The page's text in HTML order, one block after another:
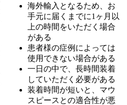
海外輸入となるため、お
手元に届くまでに1ヶ月以
上の時間をいただく場合
がある
患者様の症例によっては
使用できない場合がある
一日の中で、長時間装着
していただく必要がある
装着時間が短いと、マウ
スピースとの適合性が悪